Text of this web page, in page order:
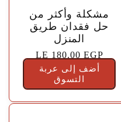
🤍
مشكلة وأكثر من
حل فقدان طريق
المنزل
السعر
الاعتيادي
LE 180.00 EGP
أضف إلى عربة
التسوق